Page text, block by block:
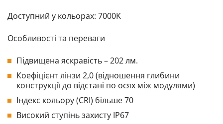
Доступний у кольорах: 7000K
Особливості та переваги
Підвищена яскравість – 202 лм.
Коефіцієнт лінзи 2,0 (відношення глибини
конструкції до відстані по осях між модулями)
Індекс кольору (CRI) більше 70
Високий ступінь захисту IP67